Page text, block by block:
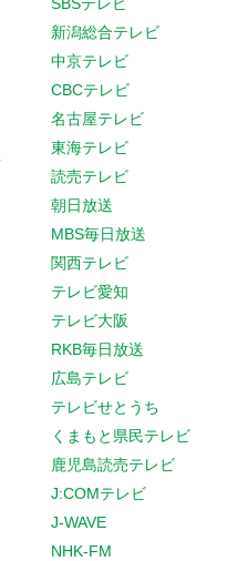
新潟総合テレビ
中京テレビ
CBCテレビ
名古屋テレビ
東海テレビ
読売テレビ
朝日放送
MBS毎日放送
関西テレビ
テレビ愛知
テレビ大阪
RKB毎日放送
広島テレビ
テレビせとうち
くまもと県民テレビ
鹿児島読売テレビ
J:COMテレビ
J-WAVE
NHK-FM